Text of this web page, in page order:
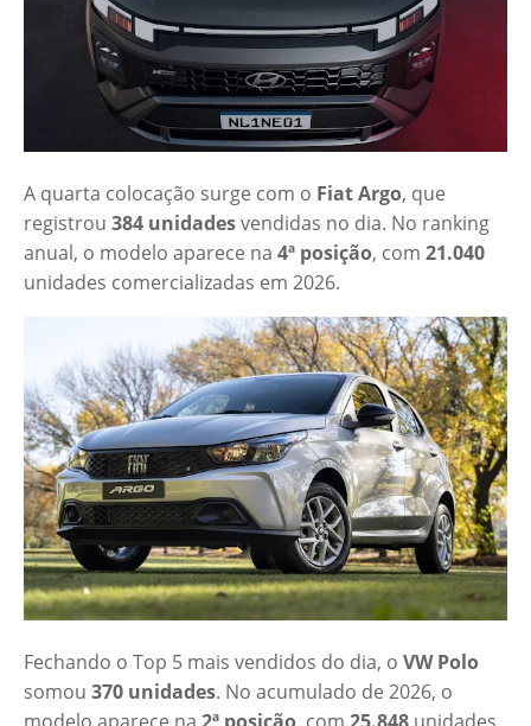
A quarta colocação surge com o Fiat Argo, que
registrou 384 unidadesvendidas no dia. No ranking
anual, o modelo aparece na 4ª posição, com 21.040
unidades comercializadas em 2026.
Fechando o Top 5 mais vendidos do dia, o VW Polo
somou 370 unidades. No acumulado de 2026, o